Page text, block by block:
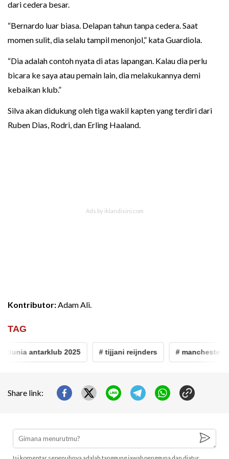
dari cedera besar.
“Bernardo luar biasa. Delapan tahun tanpa cedera. Saat
momen sulit, dia selalu tampil menonjol,” kata Guardiola.
“Dia adalah contoh nyata di atas lapangan. Kalau dia perlu
bicara ke saya atau pemain lain, dia melakukannya demi
kebaikan klub.”
Silva akan didukung oleh tiga wakil kapten yang terdiri dari
Ruben Dias, Rodri, dan Erling Haaland.
Kontributor:Adam Ali.
TAG
antarklub 2025 # tijjani reijnders # manchester
Share link: